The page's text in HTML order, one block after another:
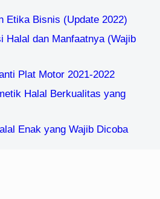
Etika Bisnis (Update 2022)
Halal dan Manfaatnya (Wajib
Plat Motor 2021-2022
Halal Berkualitas yang
Enak yang Wajib Dicoba